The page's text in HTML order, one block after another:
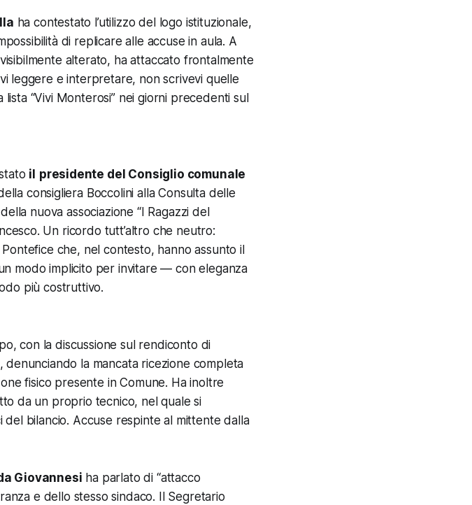
ha contestato l’utilizzo del logo istituzionale,
di replicare alle accuse in aula. A
alterato, ha attaccato frontalmente
leggere e interpretare, non scrivevi quelle
“Vivi Monterosi” nei giorni precedenti sul
il presidente del Consiglio comunale
consigliera Boccolini alla Consulta delle
nuova associazione “I Ragazzi del
Un ricordo tutt’altro che neutro:
che, nel contesto, hanno assunto il
modo implicito per invitare — con eleganza
più costruttivo.
con la discussione sul rendiconto di
la mancata ricezione completa
fisico presente in Comune. Ha inoltre
da un proprio tecnico, nel quale si
del bilancio. Accuse respinte al mittente dalla
Giovannesi ha parlato di “attacco
e dello stesso sindaco. Il Segretario